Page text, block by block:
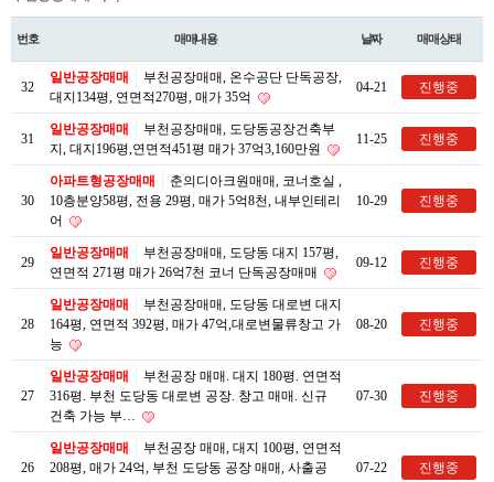
번호 매매내용 날짜 매매상태
32
일반공장매매
부천공장매매, 온수공단 단독공장,
대지134평, 연면적270평, 매가 35억
04-21 진행중
31
일반공장매매
부천공장매매, 도당동공장건축부
지, 대지196평,연면적451평 매가 37억3,160만원
11-25 진행중
30
아파트형공장매매
춘의디아크원매매, 코너호실 ,
10층분양58평, 전용 29평, 매가 5억8천, 내부인테리
어
10-29 진행중
29
일반공장매매
부천공장매매, 도당동 대지 157평,
연면적 271평 매가 26억7천 코너 단독공장매매
09-12 진행중
28
일반공장매매
부천공장매매, 도당동 대로변 대지
164평, 연면적 392평, 매가 47억,대로변물류창고 가
능
08-20 진행중
27
일반공장매매
부천공장 매매. 대지 180평. 연면적
316평. 부천 도당동 대로변 공장. 창고 매매. 신규
건축 가능 부…
07-30 진행중
26
일반공장매매
부천공장 매매, 대지 100평, 연면적
208평, 매가 24억, 부천 도당동 공장 매매, 사출공
07-22 진행중